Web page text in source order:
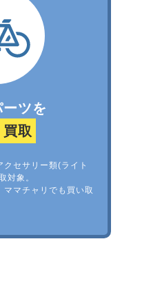
ツを
取
セサリー類(ライト
対象。
ママチャリでも買い取